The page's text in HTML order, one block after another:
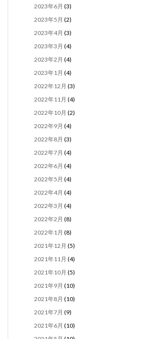
2023年6月 (3)
2023年5月 (2)
2023年4月 (3)
2023年3月 (4)
2023年2月 (4)
2023年1月 (4)
2022年12月 (3)
2022年11月 (4)
2022年10月 (2)
2022年9月 (4)
2022年8月 (3)
2022年7月 (4)
2022年6月 (4)
2022年5月 (4)
2022年4月 (4)
2022年3月 (4)
2022年2月 (8)
2022年1月 (8)
2021年12月 (5)
2021年11月 (4)
2021年10月 (5)
2021年9月 (10)
2021年8月 (10)
2021年7月 (9)
2021年6月 (10)